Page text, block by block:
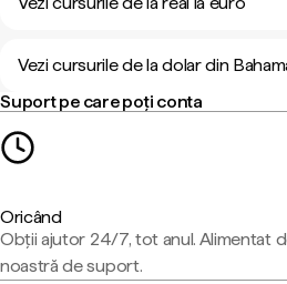
Vezi cursurile de la dolar din
Suport pe care poți conta
Oricând
Obții ajutor 24/7, tot anul. Alimentat
noastră de suport.